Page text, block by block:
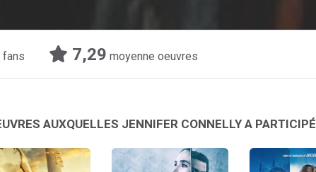
fans 7,29 moyenne oeuvres
AUXQUELLES JENNIFER CONNELLY A PARTICIPÉ